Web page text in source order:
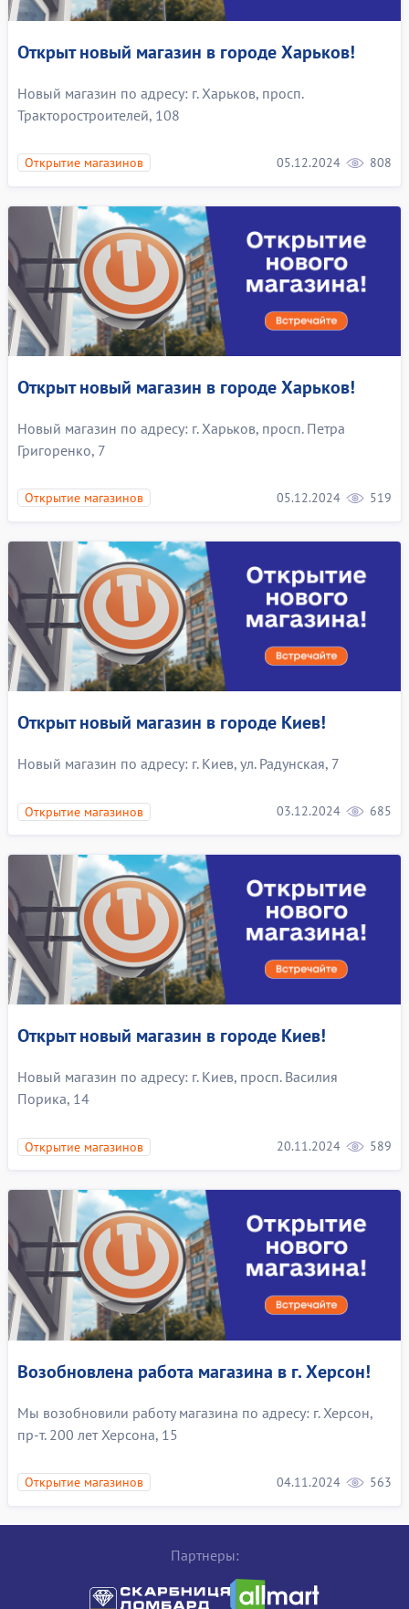
Открыт новый магазин в городе Харьков!
Новый магазин по адресу: г. Харьков, просп.
Тракторостроителей, 108
Открытие магазинов 05.12.2024 808
Открыт новый магазин в городе Харьков!
Новый магазин по адресу: г. Харьков, просп. Петра
Григоренко, 7
Открытие магазинов 05.12.2024 519
Открыт новый магазин в городе Киев!
Новый магазин по адресу: г. Киев, ул. Радунская, 7
Открытие магазинов 03.12.2024 685
Открыт новый магазин в городе Киев!
Новый магазин по адресу: г. Киев, просп. Василия
Порика, 14
Открытие магазинов 20.11.2024 589
Возобновлена работа магазина в г. Херсон!
Мы возобновили работу магазина по адресу: г. Херсон,
пр-т. 200 лет Херсона, 15
Открытие магазинов 04.11.2024 563
Партнеры: